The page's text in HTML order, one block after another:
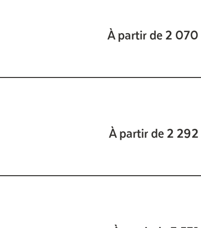
À partir de 2
À partir de 2